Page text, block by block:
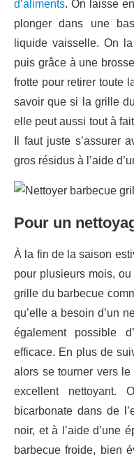
d’aliments. On laisse
plonger dans une
liquide vaisselle. On
puis grâce à une
frotte pour retirer toute
savoir que si la grille
elle peut aussi tout à
Il faut juste s’assurer
gros résidus à l’aide
Pour un
À la fin de la saison
pour plusieurs mois,
grille du barbecue
qu’elle a besoin d’un
également possible
efficace. En plus de
alors se tourner vers
excellent nettoyant.
bicarbonate dans de
noir, et à l’aide d’une
barbecue froide, bien